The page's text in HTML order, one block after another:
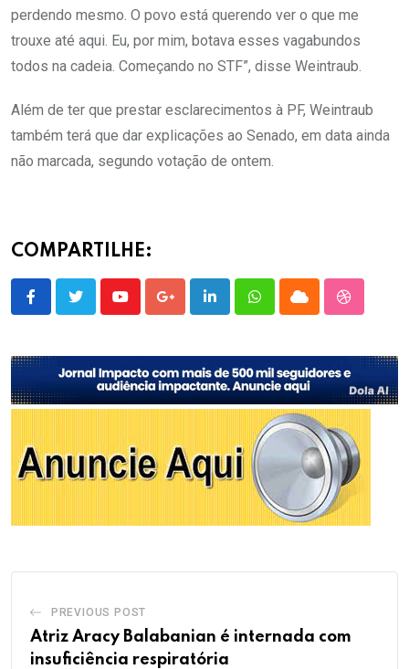
perdendo mesmo. O povo está querendo ver o que me
trouxe até aqui. Eu, por mim, botava esses vagabundos
todos na cadeia. Começando no STF”, disse Weintraub.
Além de ter que prestar esclarecimentos à PF, Weintraub
também terá que dar explicações ao Senado, em data ainda
não marcada, segundo votação de ontem.
COMPARTILHE:
YoutubeGoogle+LinkedInWhatsappCloud
PREVIOUS POST
Atriz Aracy Balabanian é internada com
insuficiência respiratória